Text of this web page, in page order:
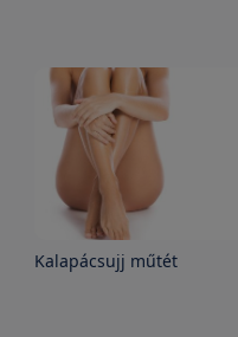
Kalapácsujj műtét